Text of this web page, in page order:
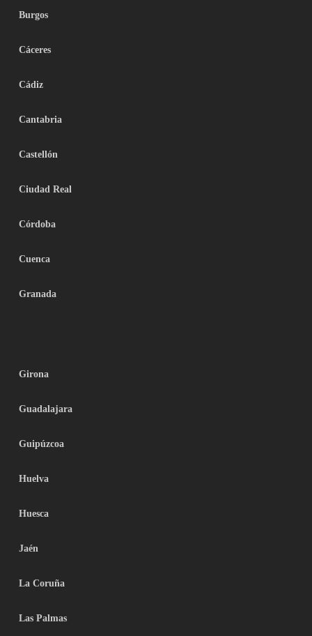
Burgos
Cáceres
Cádiz
Cantabria
Castellón
Ciudad Real
Córdoba
Cuenca
Granada
Girona
Guadalajara
Guipúzcoa
Huelva
Huesca
Jaén
La Coruña
Las Palmas